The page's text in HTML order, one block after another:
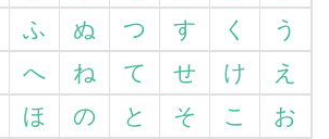
ふ ぬ つ す く
う
へ ね て せ け
え
ほ の と そ こ お